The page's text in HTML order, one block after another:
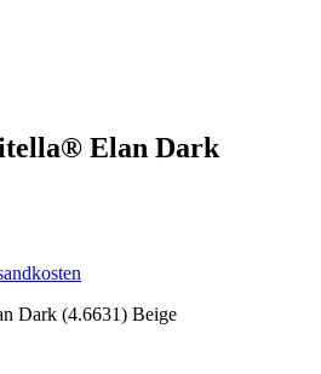
Elan Dark
Dark (4.6631) Beige